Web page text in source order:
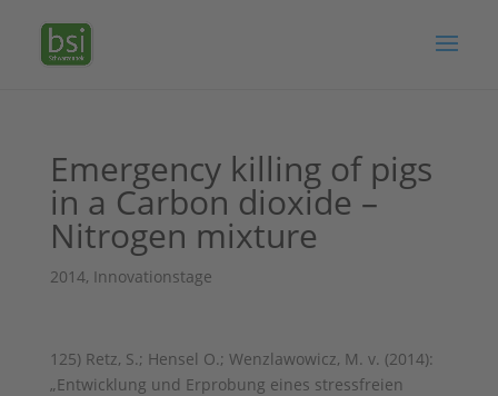
Emergency killing of pigs
in a Carbon dioxide –
Nitrogen mixture
2014, Innovationstage
125) Retz, S.; Hensel O.; Wenzlawowicz, M. v. (2014):
„Entwicklung und Erprobung eines stressfreien